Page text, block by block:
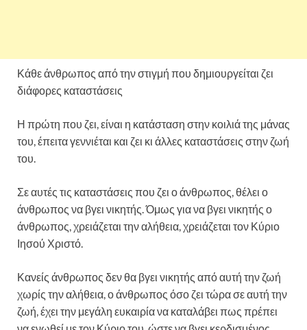
Κάθε άνθρωπος από την στιγμή που δημιουργείται ζει
διάφορες καταστάσεις
Η πρώτη που ζει, είναι η κατάσταση στην κοιλιά της μάνας
του, έπειτα γεννιέται και ζει κι άλλες καταστάσεις στην ζωή
του.
Σε αυτές τις καταστάσεις που ζει ο άνθρωπος, θέλει ο
άνθρωπος να βγει νικητής. Όμως για να βγει νικητής ο
άνθρωπος, χρειάζεται την αλήθεια, χρειάζεται τον Κύριο
Ιησού Χριστό.
Κανείς άνθρωπος δεν θα βγει νικητής από αυτή την ζωή
χωρίς την αλήθεια, ο άνθρωπος όσο ζει τώρα σε αυτή την
ζωή, έχει την μεγάλη ευκαιρία να καταλάβει πως πρέπει